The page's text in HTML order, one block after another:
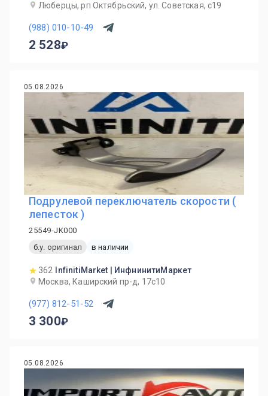
Люберцы, рп Октябрьский, ул. Советская, с19
(988) 010-10-49
2 528
05.08.2026
Подрулевой переключатель скорости (
лепесток )
25549-JK000
б.у. оригинал
в наличии
362
InfinitiMarket | ИнфнинитиМаркет
Москва, Каширский пр-д, 17с10
(977) 812-51-52
3 300
05.08.2026